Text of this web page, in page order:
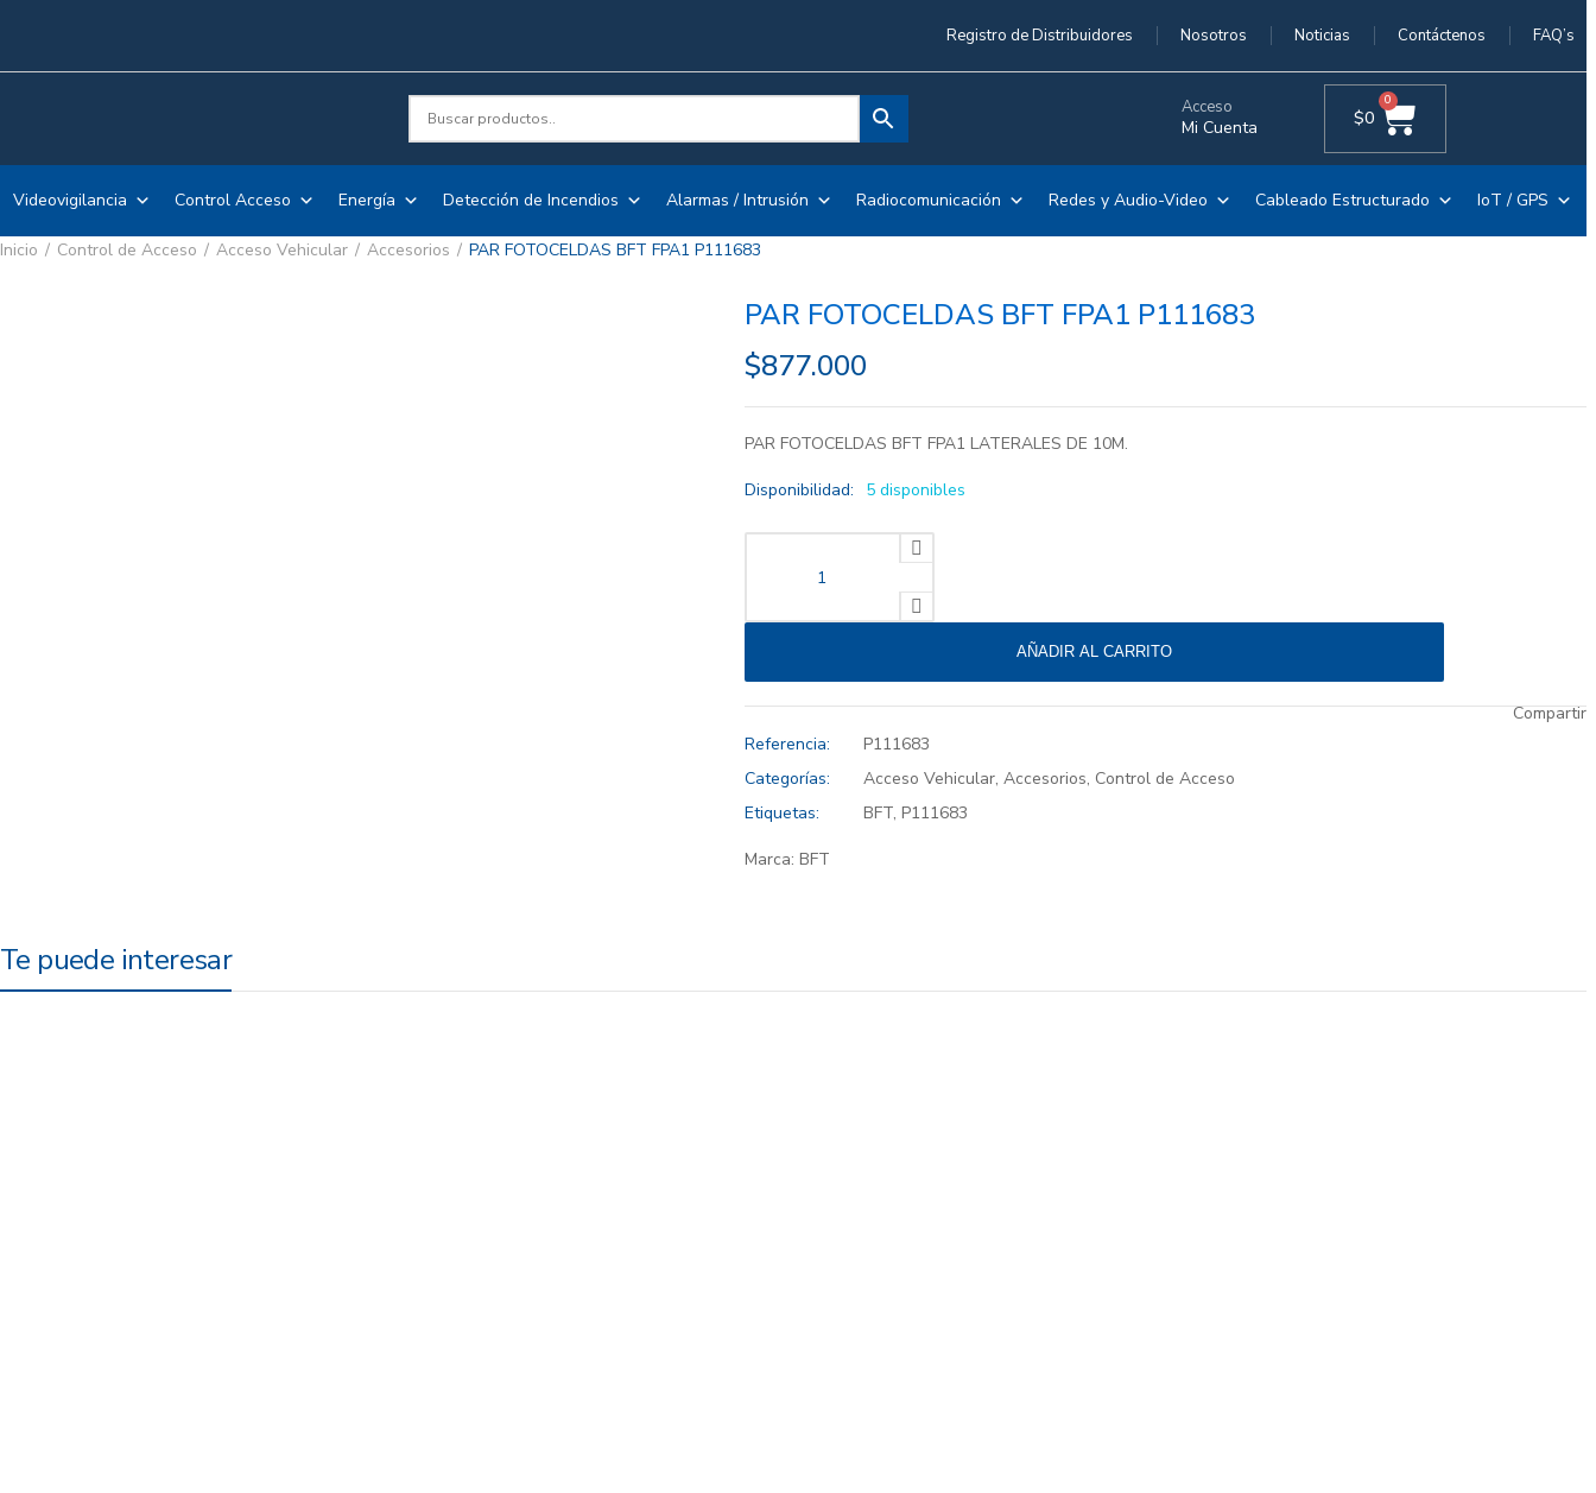
Registro de Distribuidores Nosotros Noticias Contáctenos FAQ’s
Acceso
Mi Cuenta $0
0
Videovigilancia Control Acceso Energía Detección de Incendios Alarmas / Intrusión Radiocomunicación Redes y Audio-Video Cableado Estructurado IoT / GPS
Inicio Control de Acceso Acceso Vehicular Accesorios PAR FOTOCELDAS BFT FPA1 P111683
PAR FOTOCELDAS BFT FPA1 P111683
$877.000
PAR FOTOCELDAS BFT FPA1 LATERALES DE 10M.
Disponibilidad: 5 disponibles
AÑADIR AL CARRITO
Compartir
Referencia:
P111683
Categorías:
Acceso Vehicular, Accesorios, Control de Acceso
Etiquetas:
BFT, P111683
Marca: BFT
Te puede interesar